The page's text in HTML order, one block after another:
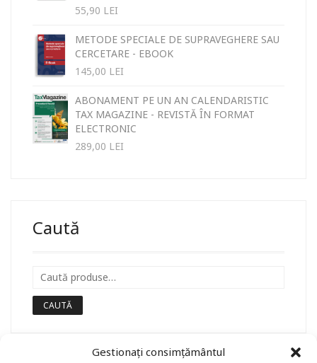
Gestionați consimțământul
55,90 LEI
METODE SPECIALE DE SUPRAVEGHERE SAU
CERCETARE - EBOOK
145,00 LEI
ABONAMENT PE UN AN CALENDARISTIC
TAX MAGAZINE - REVISTĂ ÎN FORMAT
ELECTRONIC
289,00 LEI
Caută
CAUTĂ